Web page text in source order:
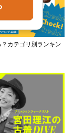
カテゴリ別ランキン